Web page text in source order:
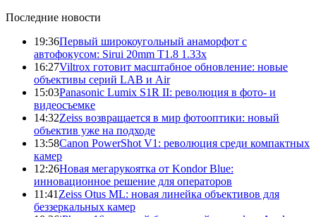
Последние новости
19:36Первый широкоугольный анаморфот с
автофокусом: Sirui 20mm T1.8 1.33x
16:27Viltrox готовит масштабное обновление: новые
объективы серий LAB и Air
15:03Panasonic Lumix S1R II: революция в фото- и
видеосъемке
14:32Zeiss возвращается в мир фотооптики: новый
объектив уже на подходе
13:58Canon PowerShot V1: революция среди компактных
камер
12:26Новая мегарукоятка от Kondor Blue:
инновационное решение для операторов
11:41 Zeiss Otus ML: новая линейка объективов для
беззеркальных камер